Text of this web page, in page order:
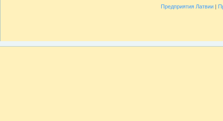
Предприятия Латвии|